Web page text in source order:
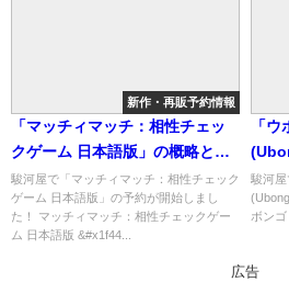
新作・再販予約情報
「マッチィマッチ：相性チェッ
クゲーム 日本語版」の概略と予
約購入可能なショップ紹介！
駿河屋で「マッチィマッチ：相性チェック
ゲーム 日本語版」の予約が開始しまし
た！ マッチィマッチ：相性チェックゲー
ム 日本語版 &#x1f44...
「
可能
駿河屋
ボンゴ
広告